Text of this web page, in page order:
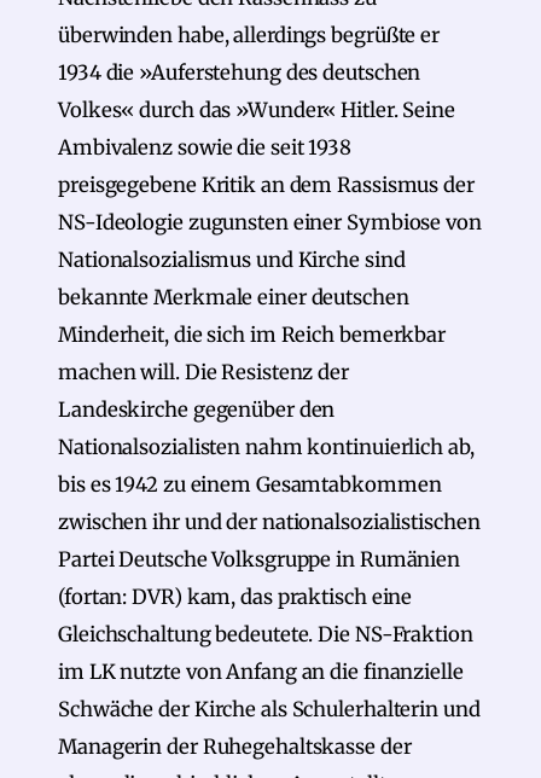
überwinden habe, allerdings begrüßte er
1934 die »Auferstehung des deutschen
Volkes« durch das »Wunder« Hitler. Seine
Ambivalenz sowie die seit 1938
preisgegebene Kritik an dem Rassismus der
NS-Ideologie zugunsten einer Symbiose von
Nationalsozialismus und Kirche sind
bekannte Merkmale einer deutschen
Minderheit, die sich im Reich bemerkbar
machen will. Die Resistenz der
Landeskirche gegenüber den
Nationalsozialisten nahm kontinuierlich ab,
bis es 1942 zu einem Gesamtabkommen
zwischen ihr und der nationalsozialistischen
Partei Deutsche Volksgruppe in Rumänien
(fortan: DVR) kam, das praktisch eine
Gleichschaltung bedeutete. Die NS-Fraktion
im LK nutzte von Anfang an die finanzielle
Schwäche der Kirche als Schulerhalterin und
Managerin der Ruhegehaltskasse der